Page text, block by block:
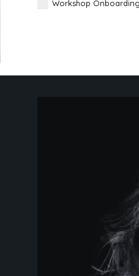
Workshop